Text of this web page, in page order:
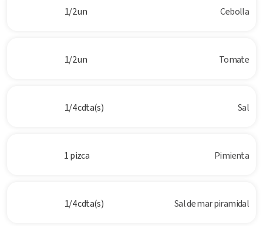
1/2 un Cebolla
1/2 un Tomate
1/4 cdta(s) Sal
1 pizca Pimienta
1/4 cdta(s) Sal de mar piramidal